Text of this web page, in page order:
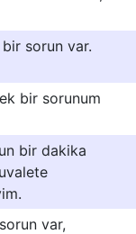
sorun var.
bir sorunum
bir dakika
var,